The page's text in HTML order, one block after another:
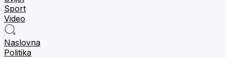
Sport
Video
Naslovna
Politika